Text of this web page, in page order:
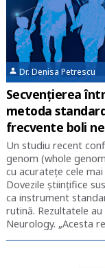
Dr. Denisa
Secvențierea
metoda
frecvente boli
Un studiu recent
genom (whole
cu acuratețe cele
Dovezile științifice
ca instrument
rutină. Rezultatele
Neurology. „Acesta